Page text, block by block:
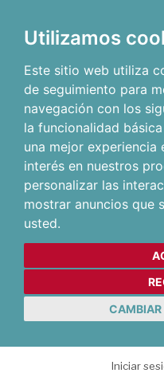
Utilizamos
Este sitio web utiliza
de seguimiento para
navegación con los
la funcionalidad
una mejor experiencia
interés en nuestros
personalizar las
mostrar anuncios que
usted.
CAMBIAR
Iniciar